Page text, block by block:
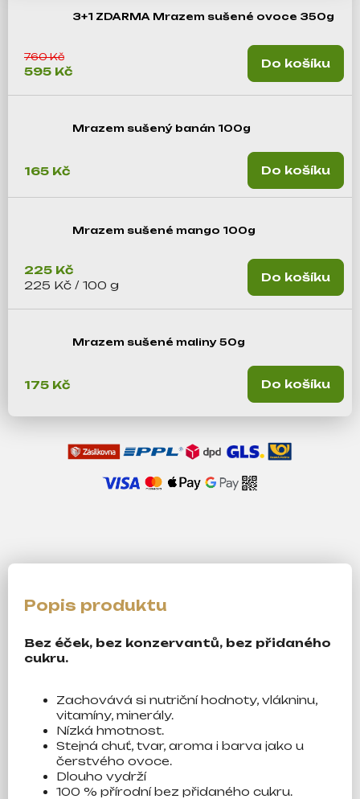
3+1 ZDARMA Mrazem sušené ovoce 350g
760 Kč
595 Kč
Do košíku
Mrazem sušený banán 100g
165 Kč Do košíku
Mrazem sušené mango 100g
225 Kč
Měrná cena:
225 Kč / 100 g
Do košíku
Mrazem sušené maliny 50g
175 Kč Do košíku
Bez éček, bez konzervantů, bez přidaného
cukru.
Zachovává si nutriční hodnoty, vlákninu,
vitamíny, minerály.
Nízká hmotnost.
Stejná chuť, tvar, aroma i barva jako u
čerstvého ovoce.
Dlouho vydrží
100 % přírodní bez přidaného cukru.
o
r
u
e
m
e